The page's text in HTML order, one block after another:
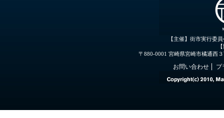
【主催】街市実行委
〒880-0001 宮崎県宮崎市橘通西
お問い合わせ プ